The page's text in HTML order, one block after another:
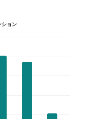
ション